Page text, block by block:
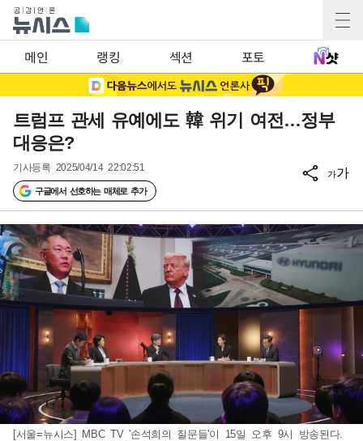
메인 랭킹 섹션 포토
트럼프 관세 유예에도 韓 위기 여전…정부
대응은?
기사등록 2025/04/14 22:02:51
구글에서 선호하는 매체로 추가
가가
[서울=뉴시스] MBC TV '손석희의 질문들'이 15일 오후 9시 방송된다.